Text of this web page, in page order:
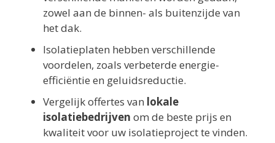
zowel aan de binnen- als buitenzijde van
het dak.
Isolatieplaten hebben verschillende
voordelen, zoals verbeterde energie-
efficiëntie en geluidsreductie.
Vergelijk offertes van lokale
isolatiebedrijven om de beste prijs en
kwaliteit voor uw isolatieproject te vinden.